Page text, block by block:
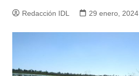
Redacción IDL 29 enero, 2024